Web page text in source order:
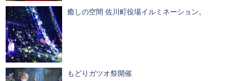
癒しの空間 佐川町役場イルミネーション。
もどりガツオ祭開催